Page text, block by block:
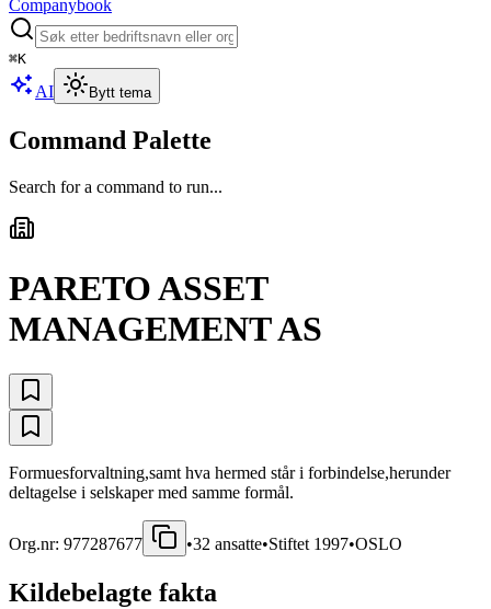
Companybook
⌘K
AI Bytt tema
Command Palette
Search for a command to run...
PARETO ASSET
MANAGEMENT AS
Formuesforvaltning,samt hva hermed står i forbindelse,herunder
deltagelse i selskaper med samme formål.
Org.nr: 977287677 •32 ansatte•Stiftet 1997•OSLO
Kildebelagte fakta